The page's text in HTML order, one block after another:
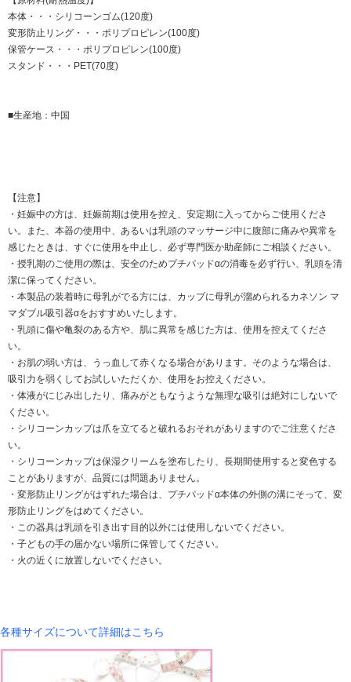
本体・・・シリコーンゴム(120度)
変形防止リング・・・ポリプロピレン(100度)
保管ケース・・・ポリプロピレン(100度)
スタンド・・・PET(70度)
■生産地：中国
【注意】
・妊娠中の方は、妊娠前期は使用を控え、安定期に入ってからご使用くださ
い。また、本器の使用中、あるいは乳頭のマッサージ中に腹部に痛みや異常を
感じたときは、すぐに使用を中止し、必ず専門医か助産師にご相談ください。
・授乳期のご使用の際は、安全のためプチパッドαの消毒を必ず行い、乳頭を清
潔に保ってください。
・本製品の装着時に母乳がでる方には、カップに母乳が溜められるカネソン マ
マダブル吸引器αをおすすめいたします。
・乳頭に傷や亀裂のある方や、肌に異常を感じた方は、使用を控えてくださ
い。
・お肌の弱い方は、うっ血して赤くなる場合があります。そのような場合は、
吸引力を弱くしてお試しいただくか、使用をお控えください。
・体液がにじみ出したり、痛みがともなうような無理な吸引は絶対にしないで
ください。
・シリコーンカップは爪を立てると破れるおそれがありますのでご注意くださ
い。
・シリコーンカップは保湿クリームを塗布したり、長期間使用すると変色する
ことがありますが、品質には問題ありません。
・変形防止リングがはずれた場合は、プチパッドα本体の外側の溝にそって、変
形防止リングをはめてください。
・この器具は乳頭を引き出す目的以外には使用しないでください。
・子どもの手の届かない場所に保管してください。
・火の近くに放置しないでください。
各種サイズについて詳細はこちら